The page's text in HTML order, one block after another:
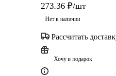
273.36 ₽/шт
Нет в наличии
Рассчитать
Хочу в подарок